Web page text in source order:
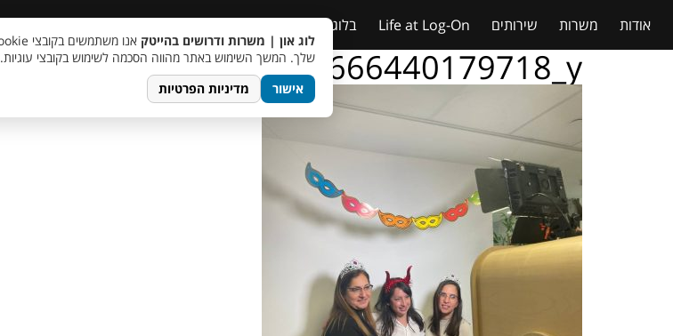
אודות משרות שירותים Life at Log-On בלוג
photo_5765146666440179718_y
לוג און | משרות ודרושים בהייטק
שלך. המשך השימוש באתר מהווה הסכמה לשימוש בקובצי עוגיות.
אישור
מדיניות הפרטיות